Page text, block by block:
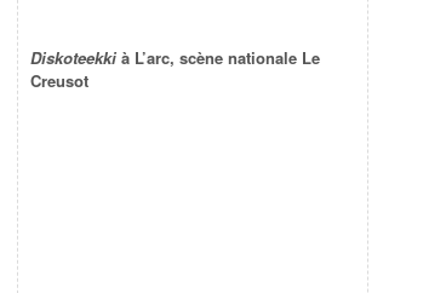
Diskoteekki à L’arc, scène nationale Le
Creusot